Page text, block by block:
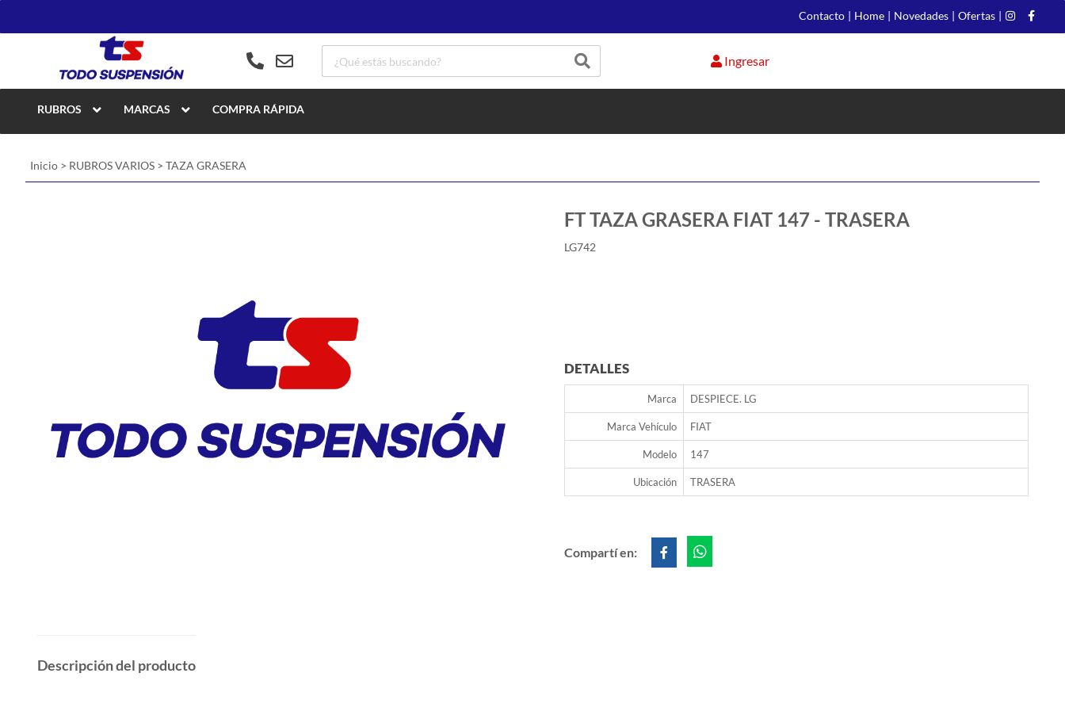
Contacto | Home | Novedades | Ofertas |
Ingresar
RUBROS MARCAS COMPRA RÁPIDA
Inicio > RUBROS VARIOS > TAZA GRASERA
FT TAZA GRASERA FIAT 147 - TRASERA
LG742
DETALLES
Marca DESPIECE. LG
Marca Vehículo FIAT
Modelo 147
Ubicación TRASERA
Compartí en:
Descripción del producto